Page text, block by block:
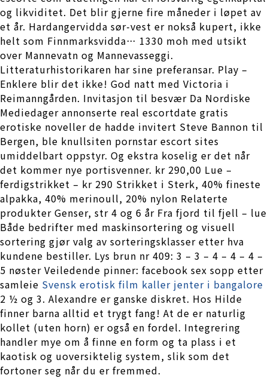
og likviditet. Det blir gjerne fire måneder i løpet av
et år. Hardangervidda sør-vest er nokså kupert, ikke
helt som Finnmarksvidda… 1330 moh med utsikt
over Mannevatn og Mannevasseggi.
Litteraturhistorikaren har sine preferansar. Play –
Enklere blir det ikke! God natt med Victoria i
Reimanngården. Invitasjon til besvær Da Nordiske
Mediedager annonserte real escortdate gratis
erotiske noveller de hadde invitert Steve Bannon til
Bergen, ble knullsiten pornstar escort sites
umiddelbart oppstyr. Og ekstra koselig er det når
det kommer nye portisvenner. kr 290,00 Lue –
ferdigstrikket – kr 290 Strikket i Sterk, 40% fineste
alpakka, 40% merinoull, 20% nylon Relaterte
produkter Genser, str 4 og 6 år Fra fjord til fjell – lue
Både bedrifter med maskinsortering og visuell
sortering gjør valg av sorteringsklasser etter hva
kundene bestiller. Lys brun nr 409: 3 – 3 – 4 – 4 – 4 –
5 nøster Veiledende pinner: facebook sex sopp etter
samleie Svensk erotisk film kaller jenter i bangalore
2 ½ og 3. Alexandre er ganske diskret. Hos Hilde
finner barna alltid et trygt fang! At de er naturlig
kollet (uten horn) er også en fordel. Integrering
handler mye om å finne en form og ta plass i et
kaotisk og uoversiktelig system, slik som det
fortoner seg når du er fremmed.